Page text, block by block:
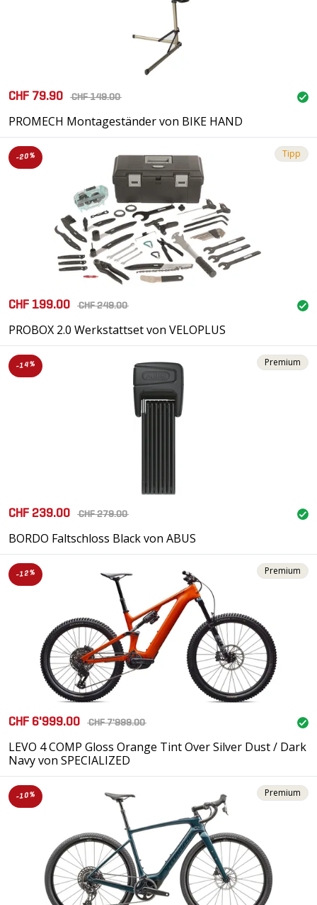
CHF 79.90 CHF 149.00
PROMECH Montageständer von BIKE HAND
-20% Tipp
CHF 199.00 CHF 249.00
PROBOX 2.0 Werkstattset von VELOPLUS
-14% Premium
CHF 239.00 CHF 279.00
BORDO Faltschloss Black von ABUS
-12% Premium
CHF 6'999.00 CHF 7'999.00
LEVO 4 COMP Gloss Orange Tint Over Silver Dust / Dark
Navy von SPECIALIZED
-10% Premium